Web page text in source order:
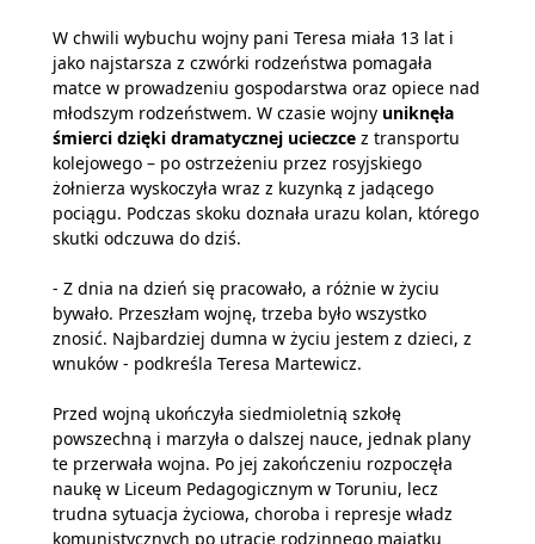
W chwili wybuchu wojny pani Teresa miała 13 lat i
jako najstarsza z czwórki rodzeństwa pomagała
matce w prowadzeniu gospodarstwa oraz opiece nad
młodszym rodzeństwem. W czasie wojny uniknęła
śmierci dzięki dramatycznej ucieczce z transportu
kolejowego – po ostrzeżeniu przez rosyjskiego
żołnierza wyskoczyła wraz z kuzynką z jadącego
pociągu. Podczas skoku doznała urazu kolan, którego
skutki odczuwa do dziś.
- Z dnia na dzień się pracowało, a różnie w życiu
bywało. Przeszłam wojnę, trzeba było wszystko
znosić. Najbardziej dumna w życiu jestem z dzieci, z
wnuków - podkreśla Teresa Martewicz.
Przed wojną ukończyła siedmioletnią szkołę
powszechną i marzyła o dalszej nauce, jednak plany
te przerwała wojna. Po jej zakończeniu rozpoczęła
naukę w Liceum Pedagogicznym w Toruniu, lecz
trudna sytuacja życiowa, choroba i represje władz
komunistycznych po utracie rodzinnego majątku